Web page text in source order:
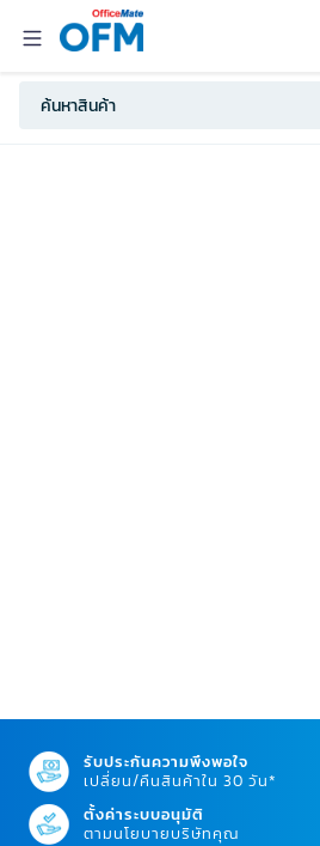
รับประกันความพึงพอใจ
เปลี่ยน/คืนสินค้าใน 30 วัน*
ตั้งค่าระบบอนุมัติ
ตามนโยบายบริษัทคุณ